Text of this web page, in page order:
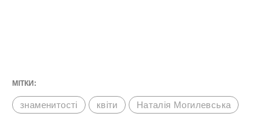
МІТКИ:
знаменитості квіти Наталія Могилевська